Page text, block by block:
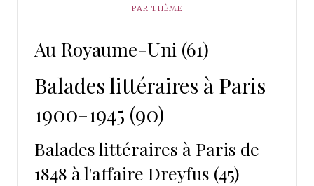
PAR THÈME
Au Royaume-Uni (61)
Balades littéraires à Paris
1900-1945 (90)
Balades littéraires à Paris de
1848 à l'affaire Dreyfus (45)